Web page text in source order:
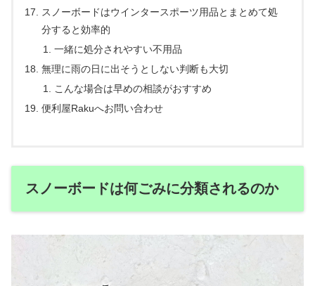
スノーボードはウインタースポーツ用品とまとめて処
分すると効率的
一緒に処分されやすい不用品
無理に雨の日に出そうとしない判断も大切
こんな場合は早めの相談がおすすめ
便利屋Rakuへお問い合わせ
スノーボードは何ごみに分類されるのか